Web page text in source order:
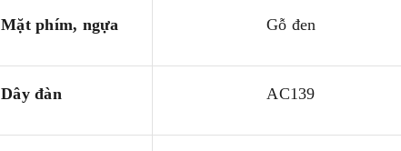
Mặt phím, ngựa Gỗ đen
Dây đàn AC139